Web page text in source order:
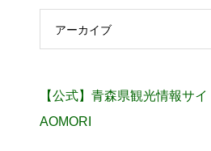
アーカイブ
【公式】青森県観光情報サ
AOMORI